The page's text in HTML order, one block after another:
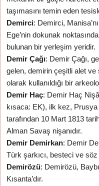
taşımasını temin eden
Demirci: Demirci,
Ege’nin dokunak
bulunan bir yerleşim yeridir.
Demir Çağı: Demir Çağı,
gelen, demirin çeşitli alet ve
olarak kullanıldığı bir
Demir Haç: Demir Haç
kısaca: EK), ilk kez,
tarafından 10 Mart 1813
Alman Savaş nişanıdır.
Demir Demirkan: Demir
Türk şarkıcı, besteci ve söz
Demirözü: Demirözü,
Kısanta’dır.